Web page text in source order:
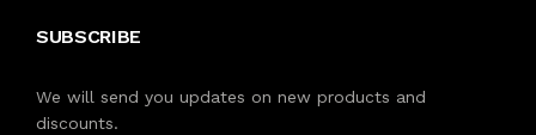
SUBSCRIBE
We will send you updates on new products and
discounts.